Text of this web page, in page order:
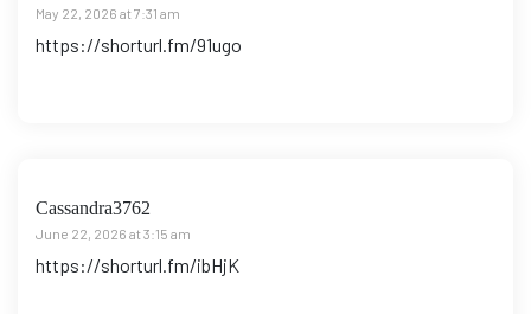
May 22, 2026 at 7:31 am
https://shorturl.fm/91ugo
Cassandra3762
June 22, 2026 at 3:15 am
https://shorturl.fm/ibHjK